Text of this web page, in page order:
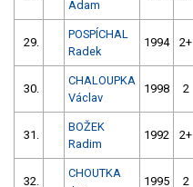
Adam
29.
POSPÍCHAL
Radek
1994 2+
30.
CHALOUPKA
Václav
1998 2
31.
BOŽEK
Radim
1992 2+
32.
CHOUTKA
1995 2